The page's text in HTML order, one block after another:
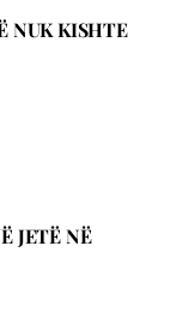
NUK KISHTE
JETЁ NЁ